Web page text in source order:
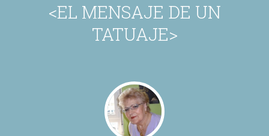
<EL MENSAJE DE UN
TATUAJE>